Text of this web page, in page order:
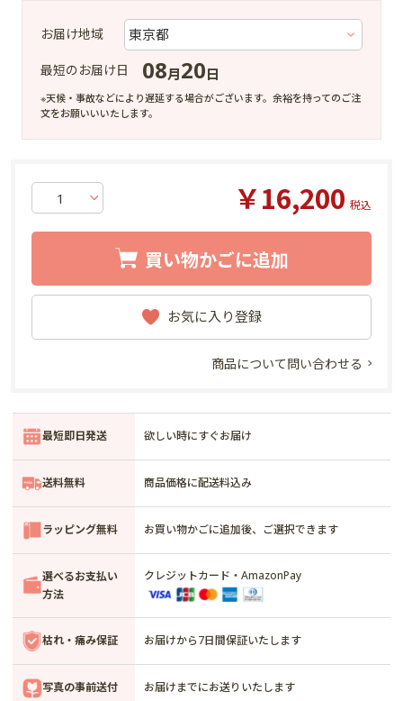
お届け地域
最短のお届け日 08月20日
※天候・事故などにより遅延する場合がございます。余裕を持ってのご注
文をお願いいいたします。
￥16,200
買い物かごに追加
お気に入り登録
商品について問い合わせる
最短即日発送 欲しい時にすぐお届け
送料無料 商品価格に配送料込み
ラッピング無料 お買い物かごに追加後、ご選択できます
選べるお支払い
方法
クレジットカード・AmazonPay
枯れ・痛み保証 お届けから7日間保証いたします
写真の事前送付 お届けまでにお送りいたします